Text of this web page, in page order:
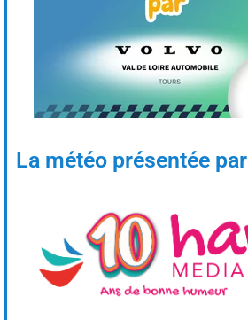
La météo présentée par